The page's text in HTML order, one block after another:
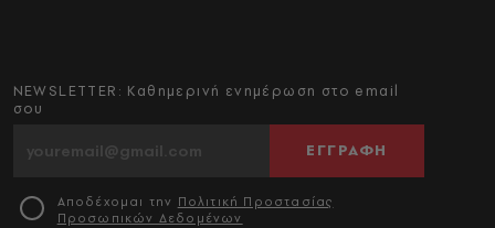
NEWSLETTER: Καθημερινή ενημέρωση στο email
σου
ΕΓΓΡΑΦΗ
Αποδέχομαι την Πολιτική Προστασίας
Προσωπικών Δεδομένων